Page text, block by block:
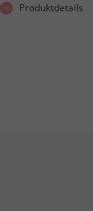
Produktdetails